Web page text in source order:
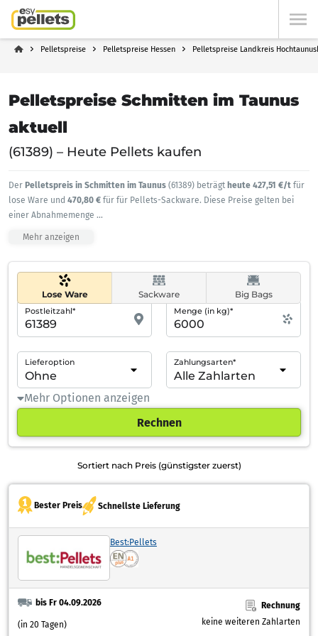
Pelletspreise Pelletspreise Hessen Pelletspreise Landkreis
Pelletspreise Schmitten im Taunus
aktuell
(61389) – Heute Pellets kaufen
Der Pelletspreis in Schmitten im Taunus (61389) beträgt heute 427,51 €/t für
lose Ware und 470,80 € für für Pellets-Sackware. Diese Preise gelten bei
einer Abnahmemenge ...
Mehr anzeigen
Lose Ware Sackware Big Bags
Postleitzahl* Menge (in kg)*
Lieferoption Zahlungsarten*
Mehr Optionen anzeigen
Rechnen
Sortiert nach Preis (günstigster zuerst)
Bester Preis Schnellste Lieferung
Best:Pellets
bis Fr 04.09.2026
(in 20 Tagen)
Rechnung
keine weiteren Zahlarten